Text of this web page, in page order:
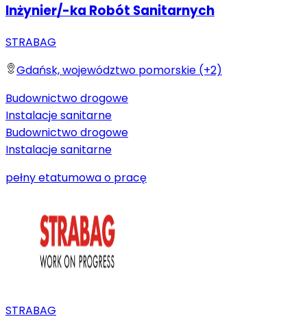
Inżynier/-ka Robót Sanitarnych
STRABAG
Gdańsk, województwo pomorskie (+2)
Budownictwo drogowe
Instalacje sanitarne
Budownictwo drogowe
Instalacje sanitarne
pełny etatumowa o pracę
STRABAG